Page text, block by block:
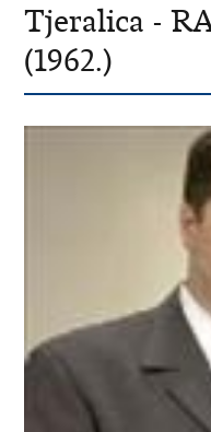
Tjeralica -
(1962.)